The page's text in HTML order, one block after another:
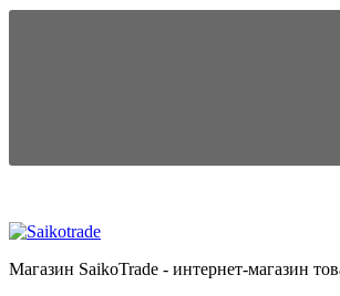
Магазин SaikoTrade - интернет-магазин